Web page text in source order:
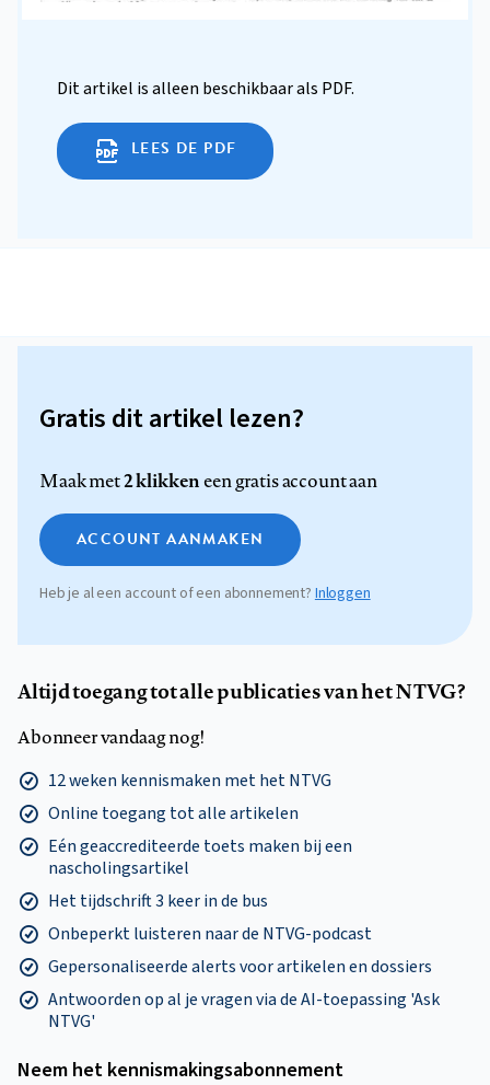
Dit artikel is alleen beschikbaar als PDF.
LEES DE PDF
Gratis dit artikel lezen?
Maak met2 klikkeneen gratis account aan
ACCOUNT AANMAKEN
Heb je al een account of een abonnement? Inloggen
Altijd toegang tot alle publicaties van het NTVG?
Abonneer vandaag nog!
12 weken kennismaken met het NTVG
Online toegang tot alle artikelen
Eén geaccrediteerde toets maken bij een
nascholingsartikel
Het tijdschrift 3 keer in de bus
Onbeperkt luisteren naar de NTVG-podcast
Gepersonaliseerde alerts voor artikelen en dossiers
Antwoorden op al je vragen via de AI-toepassing 'Ask
NTVG'
Neem het kennismakings­abonnement